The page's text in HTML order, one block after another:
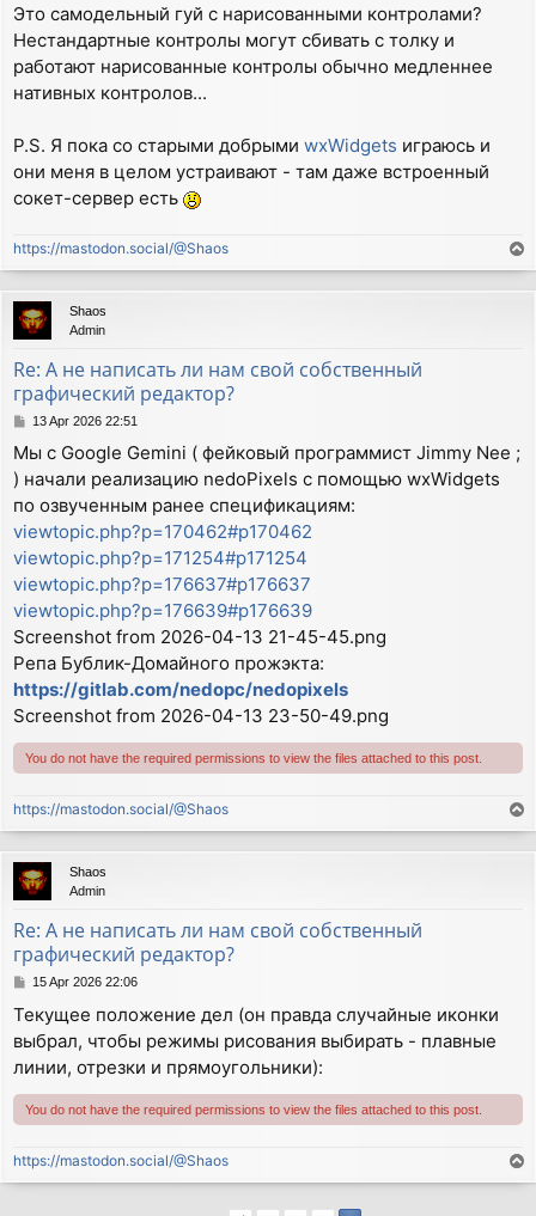
s
t
Это самодельный гуй с нарисованными контролами?
Нестандартные контролы могут сбивать с толку и
работают нарисованные контролы обычно медленнее
нативных контролов...
P.S. Я пока со старыми добрыми wxWidgets играюсь и
они меня в целом устраивают - там даже встроенный
сокет-сервер есть
https://mastodon.social/@Shaos
o
p
Shaos
Admin
Re: А не написать ли нам свой собственный
графический редактор?
P
s
t
13 Apr 2026 22:51
Мы с Google Gemini ( фейковый программист Jimmy Nee ;
) начали реализацию nedoPixels с помощью wxWidgets
по озвученным ранее спецификациям:
viewtopic.php?p=170462#p170462
viewtopic.php?p=171254#p171254
viewtopic.php?p=176637#p176637
viewtopic.php?p=176639#p176639
Screenshot from 2026-04-13 21-45-45.png
Репа Бублик-Домайного прожэкта:
https://gitlab.com/nedopc/nedopixels
Screenshot from 2026-04-13 23-50-49.png
You do not have the required permissions to view the files attached to this post.
https://mastodon.social/@Shaos
o
p
Shaos
Admin
Re: А не написать ли нам свой собственный
графический редактор?
P
s
t
15 Apr 2026 22:06
Текущее положение дел (он правда случайные иконки
выбрал, чтобы режимы рисования выбирать - плавные
линии, отрезки и прямоугольники):
You do not have the required permissions to view the files attached to this post.
https://mastodon.social/@Shaos
o